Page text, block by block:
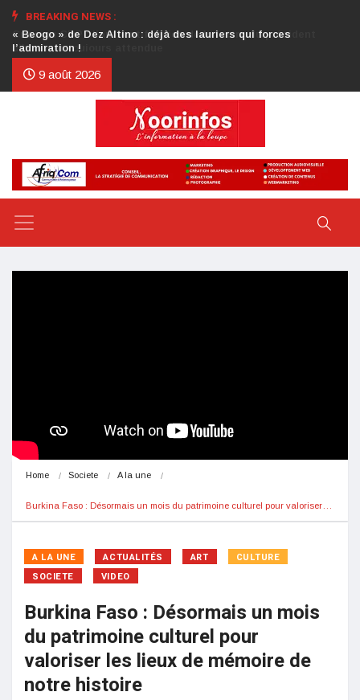
BREAKING NEWS :
Crise au CDP : l’authentification de la lettre du président
d’honneur toujours attendue
9 août 2026
Home Societe A la une
Burkina Faso : Désormais un mois du patrimoine culturel pour valoriser…
A LA UNE ACTUALITÉS ART
CULTURE
SOCIETE
VIDEO
Burkina Faso : Désormais un mois
du patrimoine culturel pour
valoriser les lieux de mémoire de
notre histoire